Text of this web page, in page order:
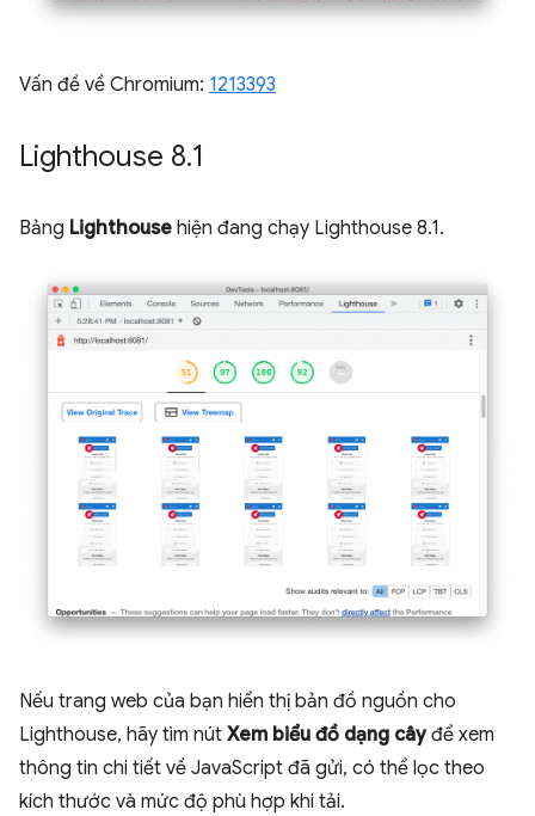
Vấn đề về Chromium: 1213393
Lighthouse 8.1
Bảng Lighthouse hiện đang chạy Lighthouse 8.1.
Nếu trang web của bạn hiển thị bản đồ nguồn cho
Lighthouse, hãy tìm nút Xem biểu đồ dạng câyđể xem
thông tin chi tiết về JavaScript đã gửi, có thể lọc theo
kích thước và mức độ phù hợp khi tải.